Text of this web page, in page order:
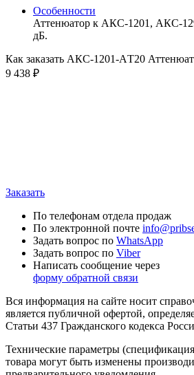
Особенности
Аттенюатор к АКС-1201, АКС-
дБ.
Как заказать АКС-1201-АT20
9 438 ₽
Заказать
По телефонам отдела продаж
По электронной почте
Задать вопрос по WhatsApp
Задать вопрос по Viber
Написать сообщение через
форму обратной связи
Вся информация на сайте носит
является публичной офертой,
Статьи 437 Гражданского кодекса
Технические параметры
товара могут быть изменены